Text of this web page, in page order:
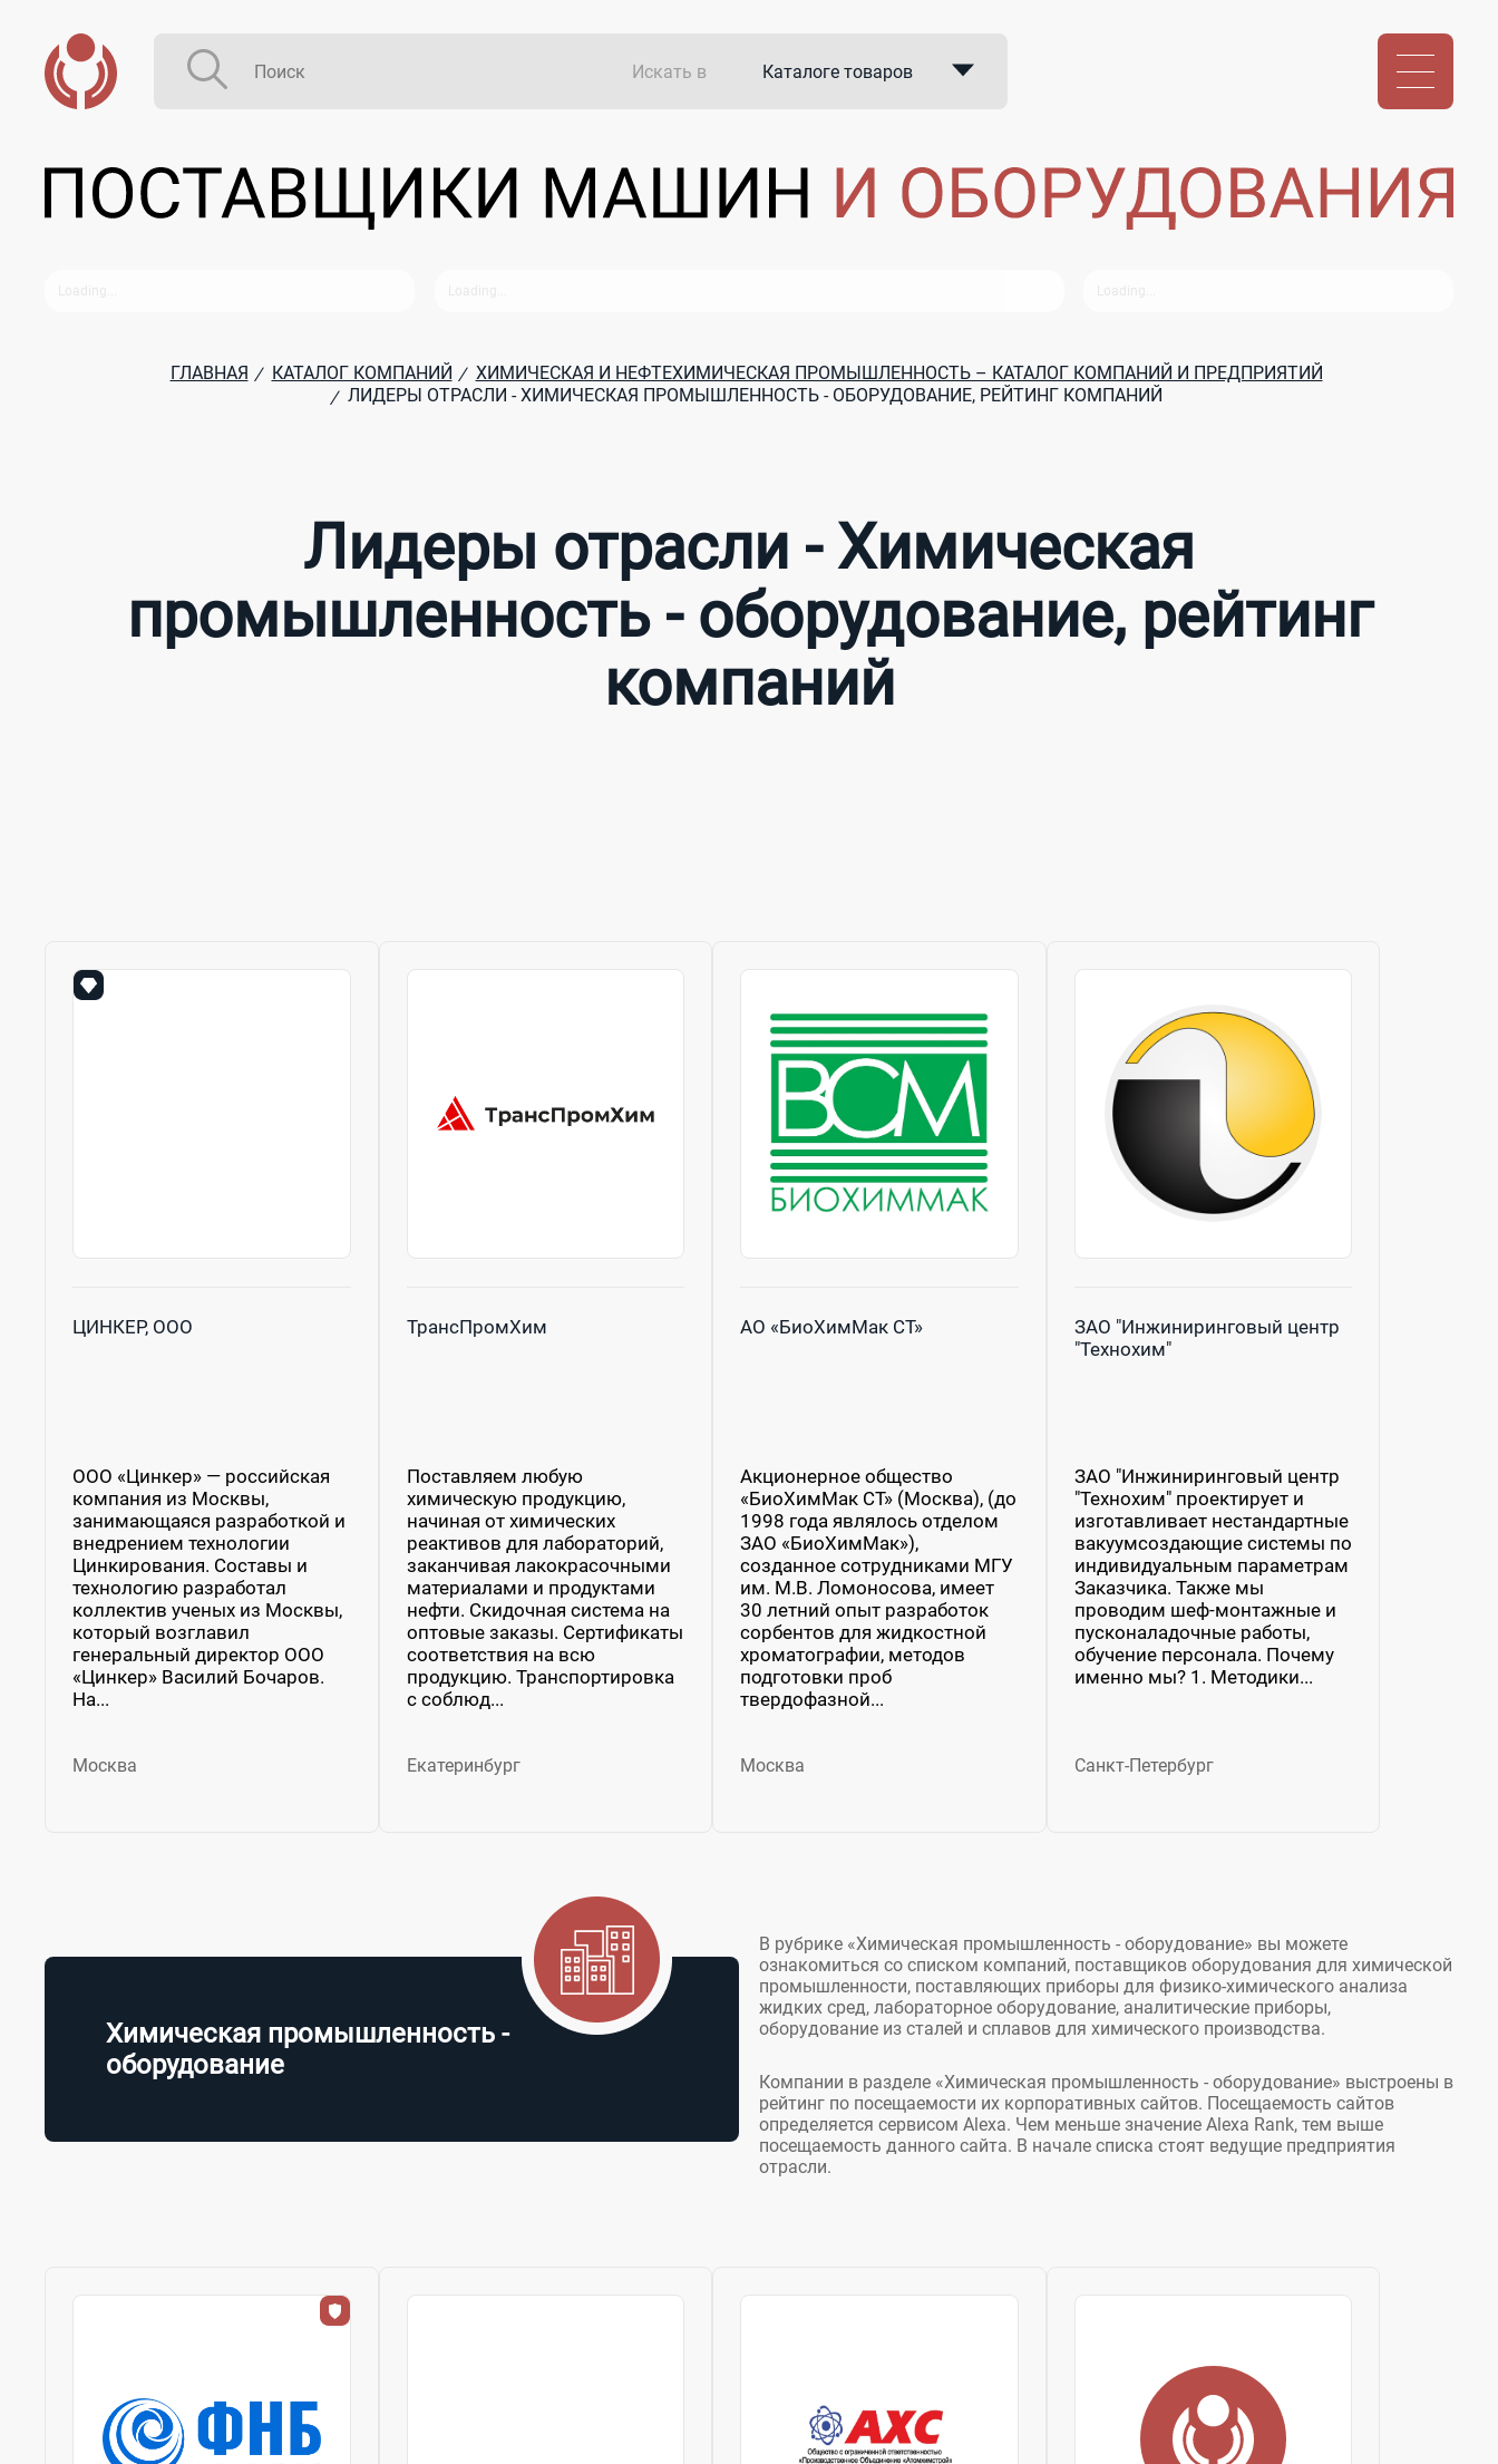
Искать в Каталоге товаров
В закупках
ГЛАВНАЯ / КАТАЛОГ КОМПАНИЙ / ХИМИЧЕСКАЯ И НЕФТЕХИМИЧЕСКАЯ ПРОМЫШЛЕННОСТЬ – КАТАЛОГ КОМПАНИЙ И ПРЕДПРИЯТИЙ
/ ЛИДЕРЫ ОТРАСЛИ - ХИМИЧЕСКАЯ ПРОМЫШЛЕННОСТЬ - ОБОРУДОВАНИЕ, РЕЙТИНГ КОМПАНИЙ
Лидеры отрасли - Химическая
промышленность - оборудование, рейтинг
компаний
ЦИНКЕР, ООО
ООО «Цинкер» — российская
компания из Москвы,
занимающаяся разработкой и
внедрением технологии
Цинкирования. Составы и
технологию разработал
коллектив ученых из Москвы,
который возглавил
генеральный директор ООО
«Цинкер» Василий Бочаров.
На...
Москва
ТрансПромХим
Поставляем любую
химическую продукцию,
начиная от химических
реактивов для лабораторий,
заканчивая лакокрасочными
материалами и продуктами
нефти. Скидочная система на
оптовые заказы. Сертификаты
соответствия на всю
продукцию. Транспортировка
с соблюд...
Екатеринбург
АО «БиоХимМак СТ»
Акционерное общество
«БиоХимМак СТ» (Москва), (до
1998 года являлось отделом
ЗАО «БиоХимМак»),
созданное сотрудниками МГУ
им. М.В. Ломоносова, имеет
30 летний опыт разработок
сорбентов для жидкостной
хроматографии, методов
подготовки проб
твердофазной...
Москва
ЗАО "Инжиниринговый центр
"Технохим"
ЗАО "Инжиниринговый центр
"Технохим" проектирует и
изготавливает нестандартные
вакуумсоздающие системы по
индивидуальным параметрам
Заказчика. Также мы
проводим шеф-монтажные и
пусконаладочные работы,
обучение персонала. Почему
именно мы? 1. Методики...
Санкт-Петербург
Химическая промышленность -
оборудование
В рубрике «Химическая промышленность - оборудование» вы можете
ознакомиться со списком компаний, поставщиков оборудования для химической
промышленности, поставляющих приборы для физико-химического анализа
жидких сред, лабораторное оборудование, аналитические приборы,
оборудование из сталей и сплавов для химического производства.
Компании в разделе «Химическая промышленность - оборудование» выстроены в
рейтинг по посещаемости их корпоративных сайтов. Посещаемость сайтов
определяется сервисом Alexa. Чем меньше значение Alexa Rank, тем выше
посещаемость данного сайта. В начале списка стоят ведущие предприятия
отрасли.